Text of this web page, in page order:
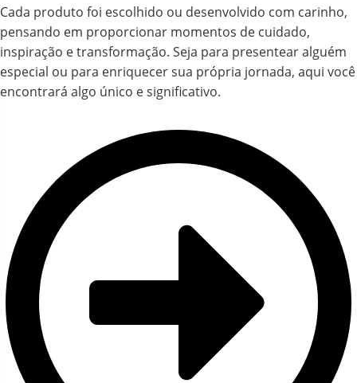
Cada produto foi escolhido ou desenvolvido com carinho,
pensando em proporcionar momentos de cuidado,
inspiração e transformação. Seja para presentear alguém
especial ou para enriquecer sua própria jornada, aqui você
encontrará algo único e significativo.